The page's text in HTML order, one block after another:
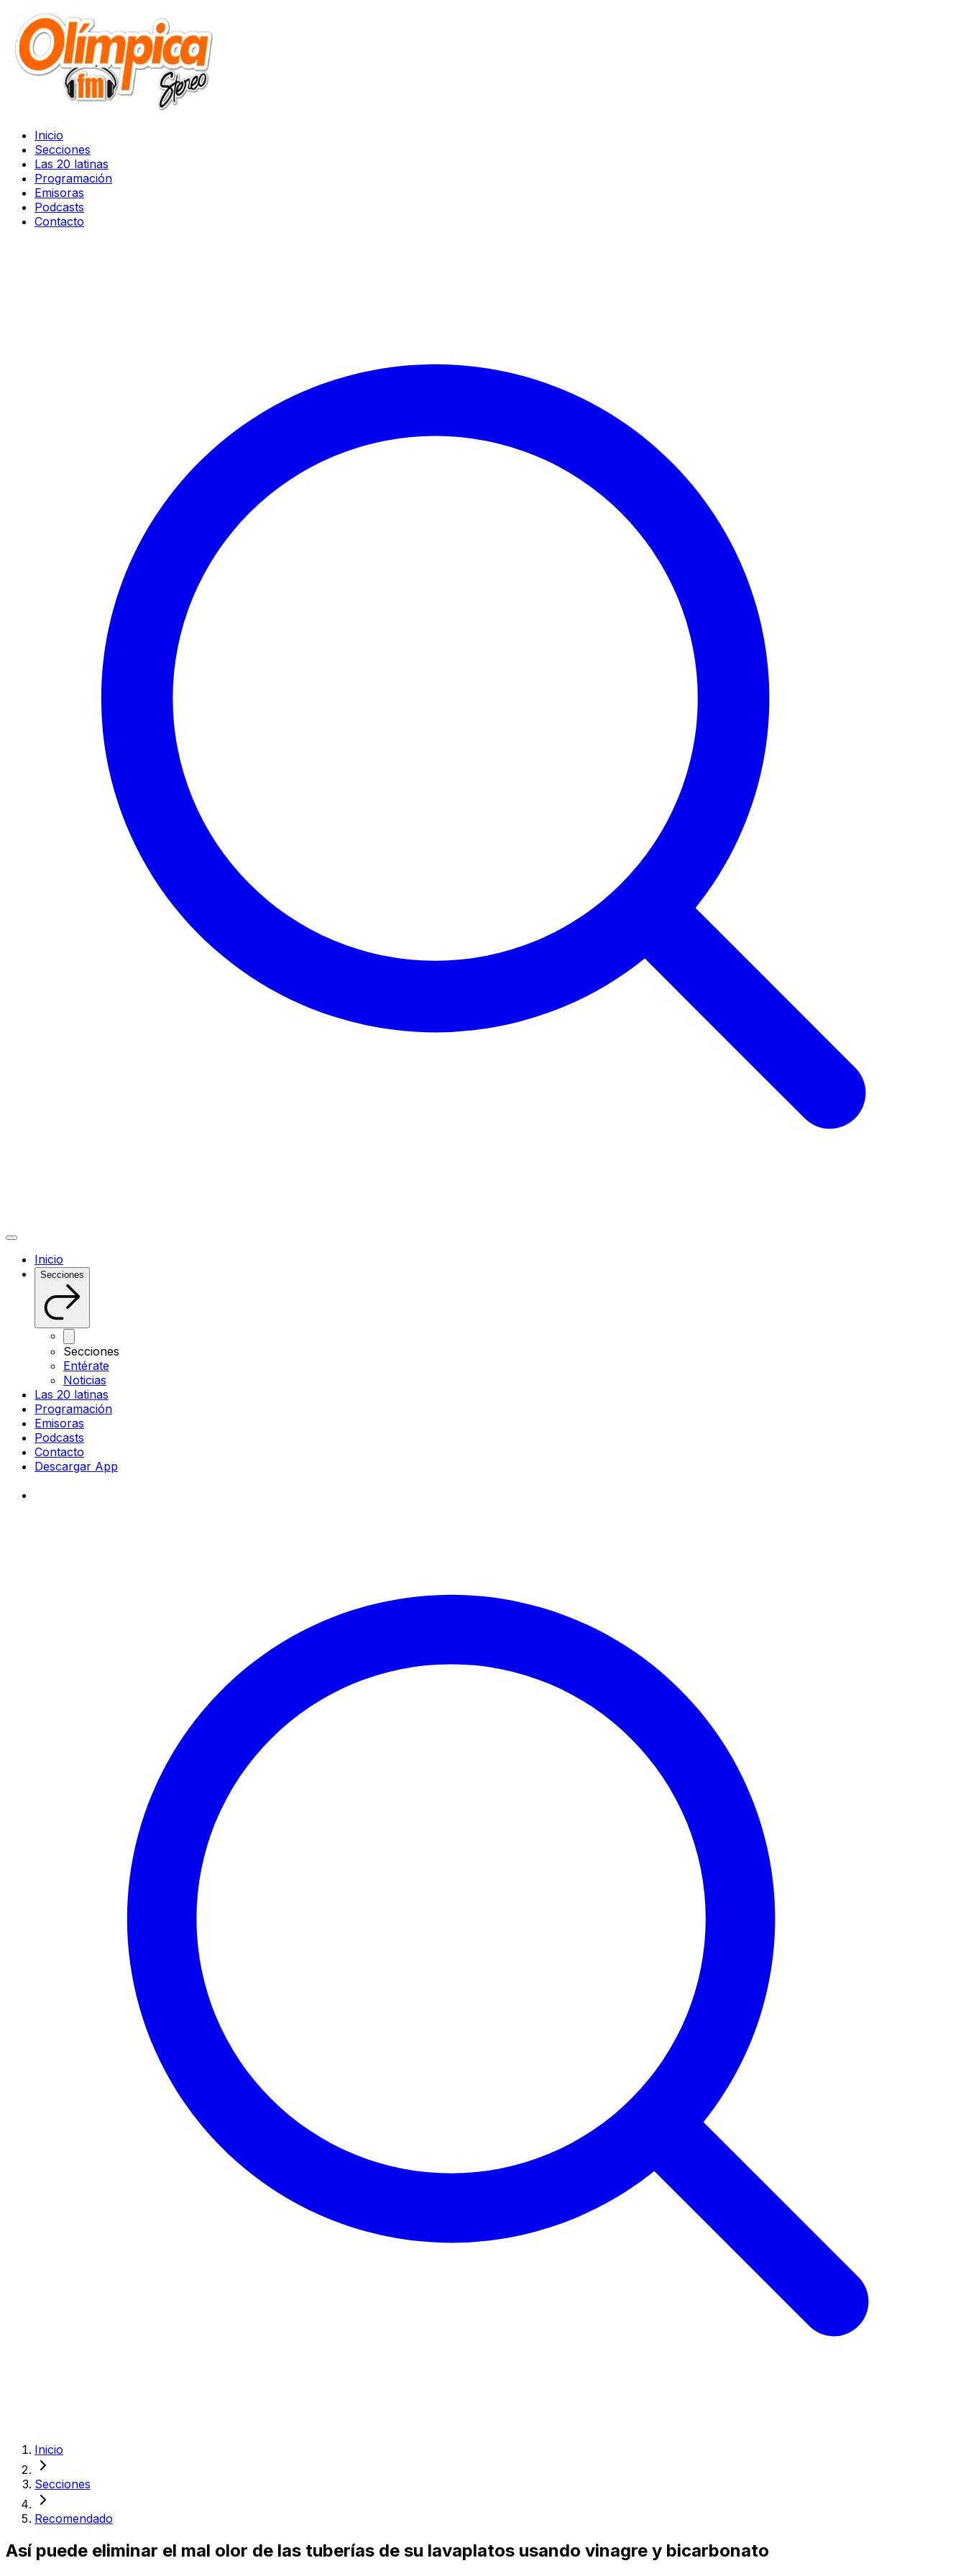
Inicio
Secciones
Las 20 latinas
Programación
Emisoras
Podcasts
Contacto
Inicio
Secciones
Secciones
Entérate
Noticias
Las 20 latinas
Programación
Emisoras
Podcasts
Contacto
Descargar App
Inicio
Secciones
Recomendado
Así puede eliminar el mal olor de las tuberías de su lavaplatos usando vinagre y bicarbonato